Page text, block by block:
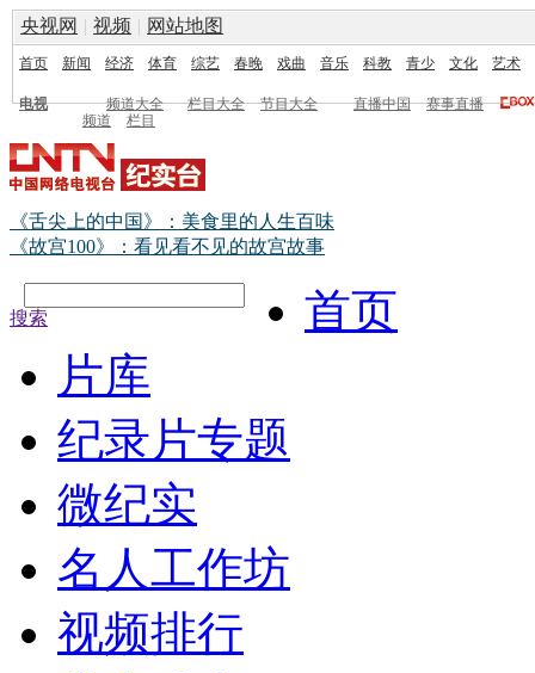
央视网 | 视频 | 网站地图
首页 新闻 经济 体育 综艺 春晚 戏曲 音乐 科教 青少 文化 艺术
电视 频道大全 栏目大全 节目大全 直播中国
赛事直播
频道
栏目
《舌尖上的中国》：美食里的人生百味
《故宫100》：看见看不见的故宫故事
搜索
首页
片库
纪录片专题
微纪实
名人工作坊
视频排行